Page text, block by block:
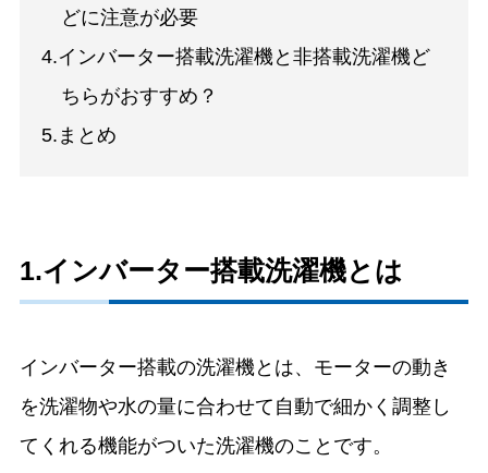
どに注意が必要
4.インバーター搭載洗濯機と非搭載洗濯機ど
ちらがおすすめ？
5.まとめ
1.インバーター搭載洗濯機とは
インバーター搭載の洗濯機とは、モーターの動き
を洗濯物や水の量に合わせて自動で細かく調整し
てくれる機能がついた洗濯機のことです。